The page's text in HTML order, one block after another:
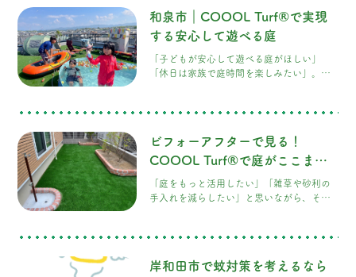
て使い心地や耐久性は大きく異なります。
今回は、人工芝選びで後悔しないためのポ
理由をご紹介します。 南大阪で人工芝が人
気の理由 南大阪では、新築住宅や外構リフ
和泉市｜COOOL Turf®で実現
する安心して遊べる庭
「子どもが安心して遊べる庭がほしい」
「休日は家族で庭時間を楽しみたい」。そ
築やリフォームをきっかけに庭づくりを検
天然芝は芝刈りや雑草対策などのお手入れ
が大変で、砂利敷きでは遊び場として使い
でおすすめなのが、COOOL Turf®です。見
た目の美しさだけでなく、お庭を「家族が
「雑草が伸びて
ビフォーアフターで見る！
COOOL Turf®で庭がここまで
変わる
「庭をもっと活用したい」「雑草や砂利の
手入れを減らしたい」と思いながら、その
ます。 施工前は砂利敷きのお庭でしたが、
まやペット、ご家族が快適に過ごせる空間
岸和田市で蚊対策を考えるなら